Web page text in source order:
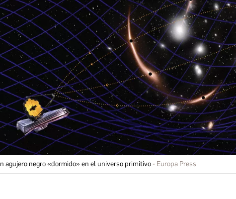
agujero negro «dormido» en el universo primitivo Europa Press